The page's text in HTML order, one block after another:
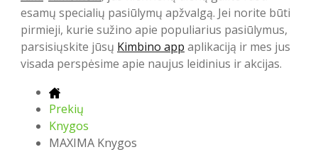
esamų specialių pasiūlymų apžvalgą. Jei norite būti
pirmieji, kurie sužino apie populiarius pasiūlymus,
parsisiųskite jūsų Kimbino app aplikaciją ir mes jus
visada perspėsime apie naujus leidinius ir akcijas.
Prekių
Knygos
MAXIMA Knygos